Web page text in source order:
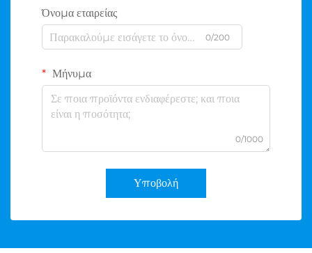
Όνομα εταιρείας
0/200
Μήνυμα
0/1000
Υποβολή